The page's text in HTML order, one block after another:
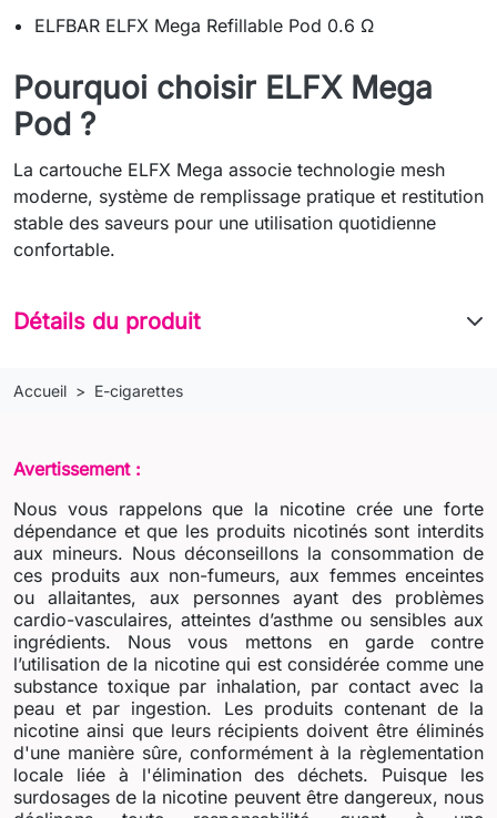
ELFBAR ELFX Mega Refillable Pod 0.6 Ω
Pourquoi choisir ELFX Mega
Pod ?
La cartouche ELFX Mega associe technologie mesh
moderne, système de remplissage pratique et restitution
stable des saveurs pour une utilisation quotidienne
confortable.
Détails du produit
Accueil E-cigarettes
Avertissement :
Nous vous rappelons que la nicotine crée une forte
dépendance et que les produits nicotinés sont interdits
aux mineurs. Nous déconseillons la consommation de
ces produits aux non-fumeurs, aux femmes enceintes
ou allaitantes, aux personnes ayant des problèmes
cardio-vasculaires, atteintes d’asthme ou sensibles aux
ingrédients. Nous vous mettons en garde contre
l’utilisation de la nicotine qui est considérée comme une
substance toxique par inhalation, par contact avec la
peau et par ingestion. Les produits contenant de la
nicotine ainsi que leurs récipients doivent être éliminés
d'une manière sûre, conformément à la règlementation
locale liée à l'élimination des déchets. Puisque les
surdosages de la nicotine peuvent être dangereux, nous